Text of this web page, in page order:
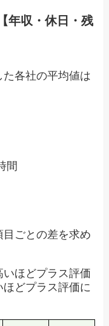
年収・休日・残
各社の平均値は
間
ごとの差を求め
ほどプラス評価
どプラス評価に